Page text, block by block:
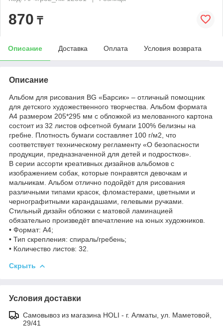
870 ₸
Описание Доставка Оплата Условия возврата
Описание
Альбом для рисования BG «Барсик» – отличный помощник
для детского художественного творчества. Альбом формата
А4 размером 205*295 мм с обложкой из мелованного картона
состоит из 32 листов офсетной бумаги 100% белизны на
гребне. Плотность бумаги составляет 100 г/м2, что
соответствует техническому регламенту «О безопасности
продукции, предназначенной для детей и подростков».
В серии ассорти креативных дизайнов альбомов с
изображением собак, которые понравятся девочкам и
мальчикам. Альбом отлично подойдёт для рисования
различными типами красок, фломастерами, цветными и
чернографитными карандашами, гелевыми ручками.
Стильный дизайн обложки с матовой ламинацией
обязательно произведёт впечатление на юных художников.
• Формат: А4;
• Тип скрепления: спираль/гребень;
• Количество листов: 32.
Скрыть
Условия доставки
Самовывоз из магазина HOLI - г. Алматы, ул. Маметовой,
29/41